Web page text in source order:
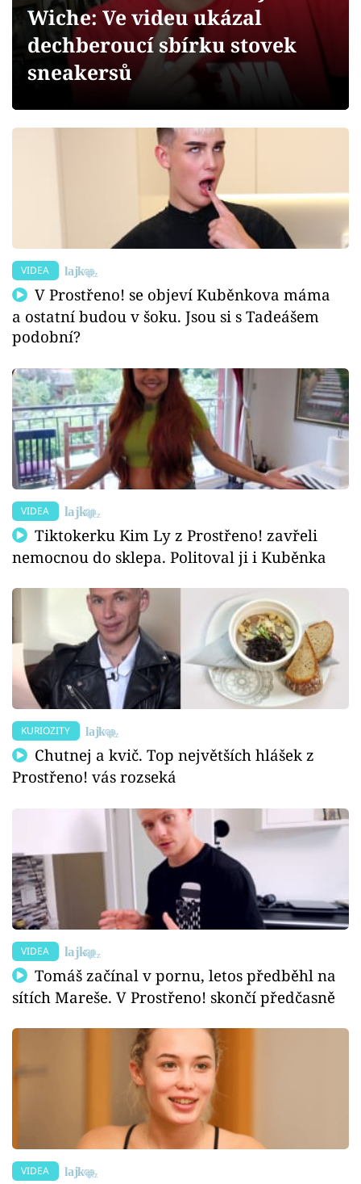
Videa
Sledujte prima+
Přihlášení
Wiche: Ve videu ukázal
dechberoucí sbírku stovek
sneakersů
VIDEA
V Prostřeno! se objeví Kuběnkova máma
a ostatní budou v šoku. Jsou si s Tadeášem
podobní?
VIDEA
Tiktokerku Kim Ly z Prostřeno! zavřeli
nemocnou do sklepa. Politoval ji i Kuběnka
KURIOZITY
Chutnej a kvič. Top největších hlášek z
Prostřeno! vás rozseká
VIDEA
Tomáš začínal v pornu, letos předběhl na
sítích Mareše. V Prostřeno! skončí předčasně
VIDEA